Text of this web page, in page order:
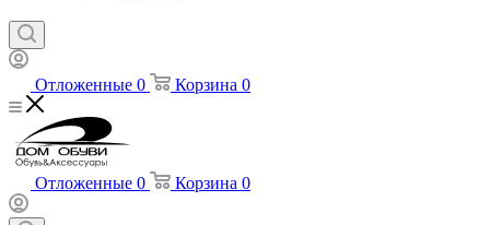
Отложенные 0 Корзина 0
Отложенные 0 Корзина 0